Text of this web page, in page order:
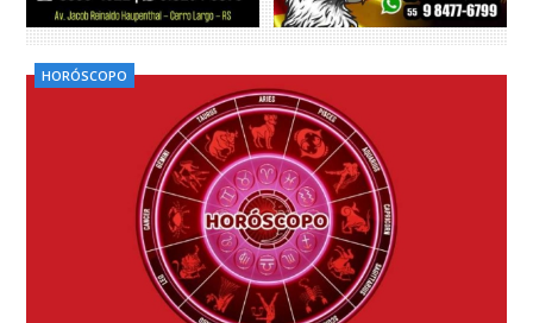
HORÓSCOPO